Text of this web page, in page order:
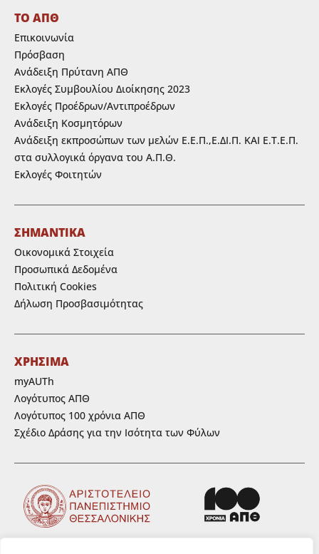
ΤΟ ΑΠΘ
Επικοινωνία
Πρόσβαση
Ανάδειξη Πρύτανη ΑΠΘ
Εκλογές Συμβουλίου Διοίκησης 2023
Εκλογές Προέδρων/Αντιπροέδρων
Ανάδειξη Κοσμητόρων
Ανάδειξη εκπροσώπων των μελών Ε.Ε.Π.,Ε.ΔΙ.Π. ΚΑΙ Ε.Τ.Ε.Π.
στα συλλογικά όργανα του Α.Π.Θ.
Εκλογές Φοιτητών
ΣΗΜΑΝΤΙΚΑ
Οικονομικά Στοιχεία
Προσωπικά Δεδομένα
Πολιτική Cookies
Δήλωση Προσβασιμότητας
ΧΡΗΣΙΜΑ
myAUTh
Λογότυπος ΑΠΘ
Λογότυπος 100 χρόνια ΑΠΘ
Σχέδιο Δράσης για την Ισότητα των Φύλων